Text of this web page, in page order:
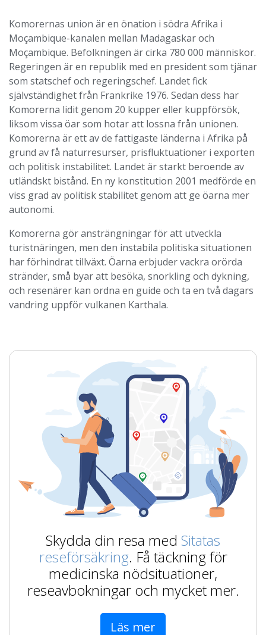
Komorernas union är en önation i södra Afrika i
Moçambique-kanalen mellan Madagaskar och
Moçambique. Befolkningen är cirka 780 000 människor.
Regeringen är en republik med en president som tjänar
som statschef och regeringschef. Landet fick
självständighet från Frankrike 1976. Sedan dess har
Komorerna lidit genom 20 kupper eller kuppförsök,
liksom vissa öar som hotar att lossna från unionen.
Komorerna är ett av de fattigaste länderna i Afrika på
grund av få naturresurser, prisfluktuationer i exporten
och politisk instabilitet. Landet är starkt beroende av
utländskt bistånd. En ny konstitution 2001 medförde en
viss grad av politisk stabilitet genom att ge öarna mer
autonomi.
Komorerna gör ansträngningar för att utveckla
turistnäringen, men den instabila politiska situationen
har förhindrat tillväxt. Öarna erbjuder vackra orörda
stränder, små byar att besöka, snorkling och dykning,
och resenärer kan ordna en guide och ta en två dagars
vandring uppför vulkanen Karthala.
Skydda din resa med Sitatas
reseförsäkring. Få täckning för
medicinska nödsituationer,
reseavbokningar och mycket mer.
Läs mer